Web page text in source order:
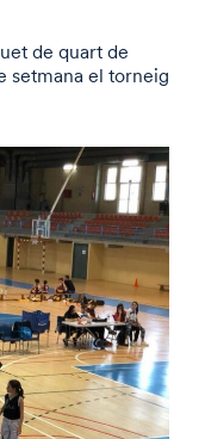
de quart de
setmana el torneig